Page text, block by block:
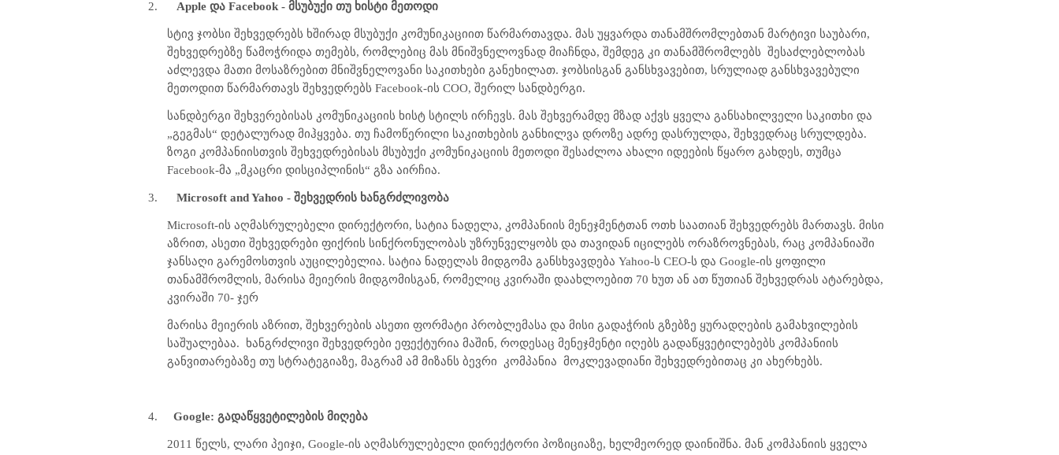
2. Apple და Facebook - მსუბუქი თუ ხისტი მეთოდი
სტივ ჯობსი შეხვედრებს ხშირად მსუბუქი კომუნიკაციით წარმართავდა. მას უყვარდა თანამშრომლებთან მარტივი საუბარი,
შეხვედრებზე წამოჭრიდა თემებს, რომლებიც მას მნიშვნელოვნად მიაჩნდა, შემდეგ კი თანამშრომლებს შესაძლებლობას
აძლევდა მათი მოსაზრებით მნიშვნელოვანი საკითხები განეხილათ. ჯობსისგან განსხვავებით, სრულიად განსხვავებული
მეთოდით წარმართავს შეხვედრებს Facebook-ის COO, შერილ სანდბერგი.
სანდბერგი შეხვერებისას კომუნიკაციის ხისტ სტილს ირჩევს. მას შეხვერამდე მზად აქვს ყველა განსახილველი საკითხი და
„გეგმას“ დეტალურად მიჰყვება. თუ ჩამოწერილი საკითხების განხილვა დროზე ადრე დასრულდა, შეხვედრაც სრულდება.
ზოგი კომპანიისთვის შეხვედრებისას მსუბუქი კომუნიკაციის მეთოდი შესაძლოა ახალი იდეების წყარო გახდეს, თუმცა
Facebook-მა „მკაცრი დისციპლინის“ გზა აირჩია.
3. Microsoft and Yahoo - შეხვედრის ხანგრძლივობა
Microsoft-ის აღმასრულებელი დირექტორი, სატია ნადელა, კომპანიის მენეჯმენტთან ოთხ საათიან შეხვედრებს მართავს. მისი
აზრით, ასეთი შეხვედრები ფიქრის სინქრონულობას უზრუნველყობს და თავიდან იცილებს ორაზროვნებას, რაც კომპანიაში
ჯანსაღი გარემოსთვის აუცილებელია. სატია ნადელას მიდგომა განსხვავდება Yahoo-ს CEO-ს და Google-ის ყოფილი
თანამშრომლის, მარისა მეიერის მიდგომისგან, რომელიც კვირაში დაახლოებით 70 ხუთ ან ათ წუთიან შეხვედრას ატარებდა,
კვირაში 70- ჯერ
მარისა მეიერის აზრით, შეხვერების ასეთი ფორმატი პრობლემასა და მისი გადაჭრის გზებზე ყურადღების გამახვილების
საშუალებაა.
ხანგრძლივი შეხვედრები ეფექტურია მაშინ, როდესაც მენეჯმენტი იღებს გადაწყვეტილებებს კომპანიის
განვითარებაზე თუ სტრატეგიაზე, მაგრამ ამ მიზანს ბევრი
კომპანია მოკლევადიანი შეხვედრებითაც კი ახერხებს.
4. Google: გადაწყვეტილების მიღება
2011 წელს, ლარი პეიჯი, Google-ის აღმასრულებელი დირექტორი პოზიციაზე, ხელმეორედ დაინიშნა. მან კომპანიის ყველა